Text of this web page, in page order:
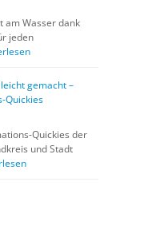
am Wasser dank
jeden
gemacht –
Quickies
Quickies der
und Stadt